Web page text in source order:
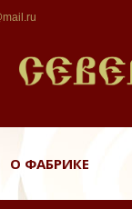
О ФАБРИКЕ